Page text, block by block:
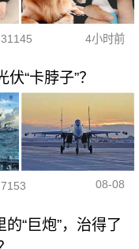
31145 4小时前
“卡脖子”？
7153 08-08
“巨炮”，治得了